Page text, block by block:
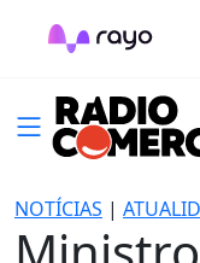
NOTÍCIAS |